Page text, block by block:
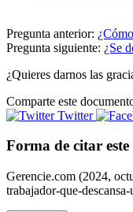
Pregunta anterior:
Pregunta siguiente: ¿Se
¿Quieres darnos las
Comparte este
Twitter
Forma de citar
Gerencie.com (2024,
trabajador-que-